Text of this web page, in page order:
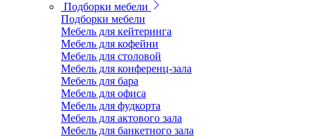
Подборки мебели
Подборки мебели
Мебель для кейтеринга
Мебель для кофейни
Мебель для столовой
Мебель для конференц-зала
Мебель для бара
Мебель для офиса
Мебель для фудкорта
Мебель для актового зала
Мебель для банкетного зала